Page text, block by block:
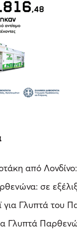
από
σε
για Γλυπτά του
Γλυπτά